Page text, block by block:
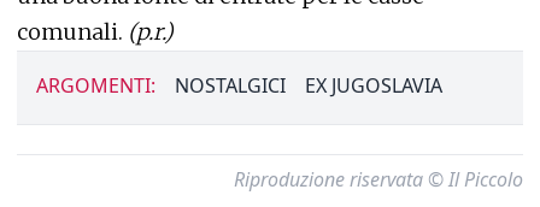
comunali. (p.r.)
ARGOMENTI: NOSTALGICI EX JUGOSLAVIA
Riproduzione riservata © Il Piccolo